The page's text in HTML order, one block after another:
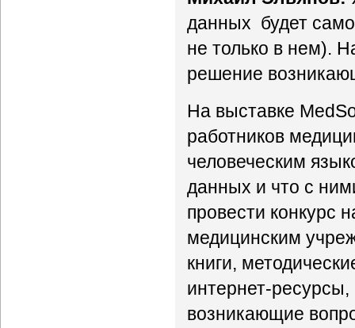
данных будет
не только в нем).
решение
На выставке
работников
человеческим
данных и что с
провести конкурс
медицинским
книги,
интернет-
возникающие